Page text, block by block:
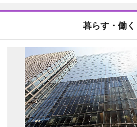
暮らす・働く